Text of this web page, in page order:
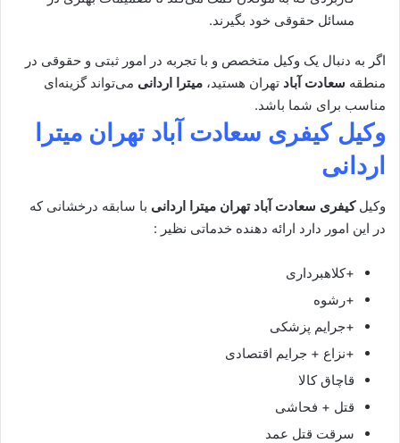
مسائل حقوقی خود بگیرند.
اگر به دنبال یک وکیل متخصص و با تجربه در امور ثبتی و حقوقی در
منطقه سعادت آباد تهران هستید، میترا اردانی می‌تواند گزینه‌ای
مناسب برای شما باشد.
وکیل کیفری سعادت آباد تهران میترا
اردانی
وکیلکیفری سعادت آباد تهران میترا اردانی با سابقه درخشانی که
در این امور دارد ارائه دهنده خدماتی نظیر :
+کلاهبرداری
+رشوه
+جرایم پزشکی
+نزاع + جرایم اقتصادی
قاچاق کالا
قتل + فحاشی
سرقت قتل عمد